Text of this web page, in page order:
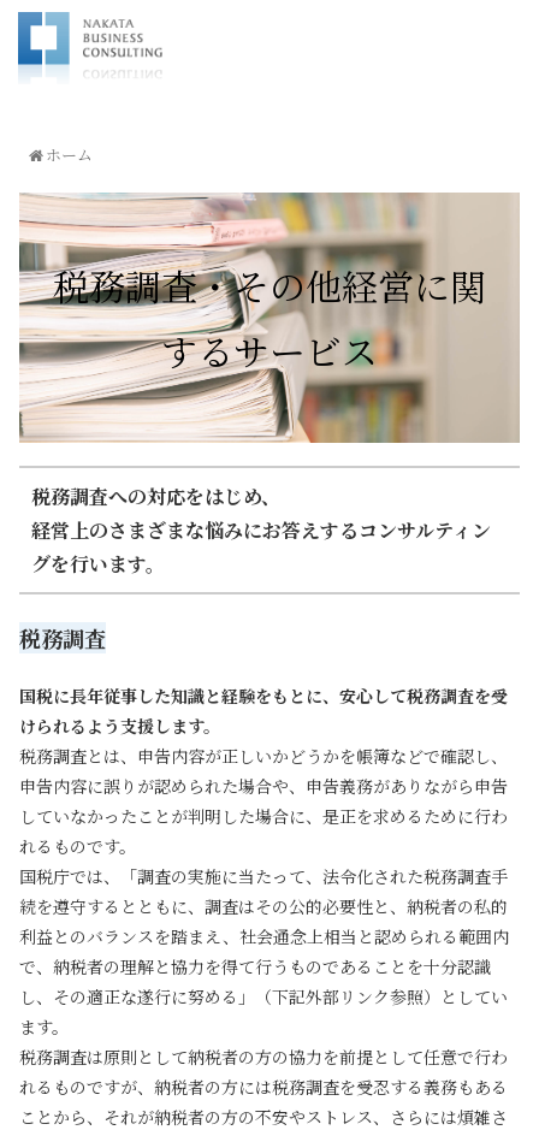
ホーム
税務調査・その他経営に関
するサービス
税務調査への対応をはじめ、
経営上のさまざまな悩みにお答えするコンサルティン
グを行います。
税務調査
国税に長年従事した知識と経験をもとに、安心して税務調査を受
けられるよう支援します。
税務調査とは、申告内容が正しいかどうかを帳簿などで確認し、
申告内容に誤りが認められた場合や、申告義務がありながら申告
していなかったことが判明した場合に、是正を求めるために行わ
れるものです。
国税庁では、「調査の実施に当たって、法令化された税務調査手
続を遵守するとともに、調査はその公的必要性と、納税者の私的
利益とのバランスを踏まえ、社会通念上相当と認められる範囲内
で、納税者の理解と協力を得て行うものであることを十分認識
し、その適正な遂行に努める」（下記外部リンク参照）としてい
ます。
税務調査は原則として納税者の方の協力を前提として任意で行わ
れるものですが、納税者の方には税務調査を受忍する義務もある
ことから、それが納税者の方の不安やストレス、さらには煩雑さ